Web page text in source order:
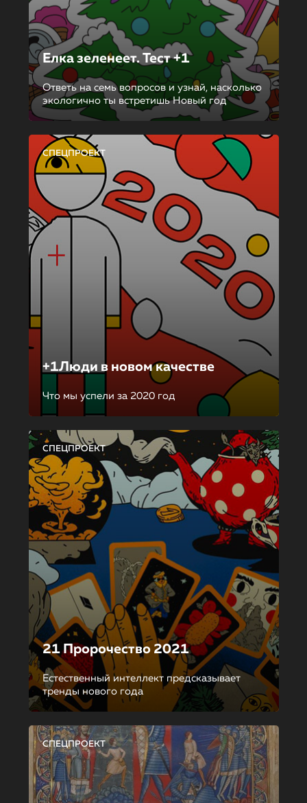
Елка зеленеет. Тест +1
Ответь на семь вопросов и узнай, насколько
экологично ты встретишь Новый год
СПЕЦПРОЕКТ
+1Люди в новом качестве
Что мы успели за 2020 год
СПЕЦПРОЕКТ
21 Пророчество 2021
Естественный интеллект предсказывает
тренды нового года
СПЕЦПРОЕКТ